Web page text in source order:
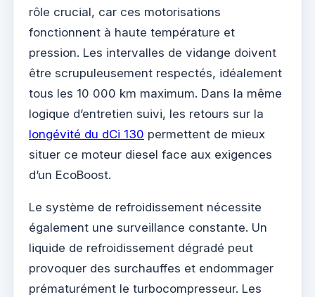
rôle crucial, car ces motorisations
fonctionnent à haute température et
pression. Les intervalles de vidange doivent
être scrupuleusement respectés, idéalement
tous les 10 000 km maximum. Dans la même
logique d’entretien suivi, les retours sur la
longévité du dCi 130 permettent de mieux
situer ce moteur diesel face aux exigences
d’un EcoBoost.
Le système de refroidissement nécessite
également une surveillance constante. Un
liquide de refroidissement dégradé peut
provoquer des surchauffes et endommager
prématurément le turbocompresseur. Les